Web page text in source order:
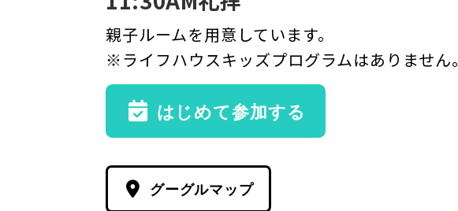
親子ルームを用意しています。
※ライフハウスキッズプログラムはありません。
はじめて参加する
グーグルマップ